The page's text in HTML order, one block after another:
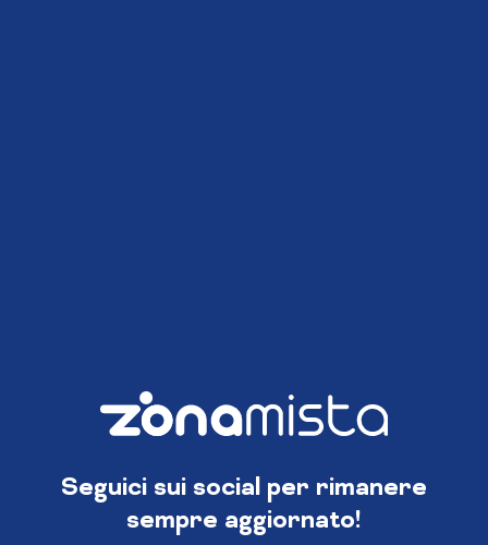
Seguici sui social per rimanere
sempre aggiornato!